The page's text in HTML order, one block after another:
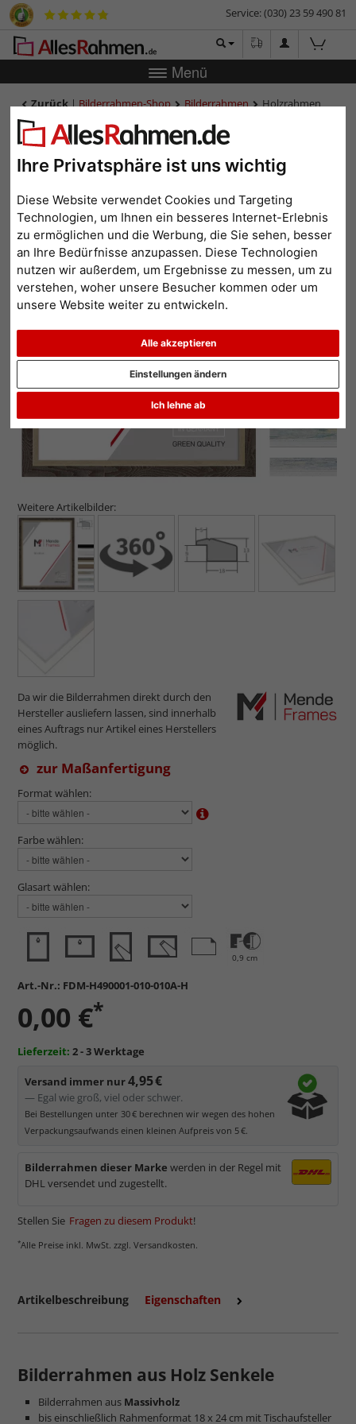
Ihre Privatsphäre ist uns wichtig
Diese Website verwendet Cookies und Targeting
Technologien, um Ihnen ein besseres Internet-Erlebnis
zu ermöglichen und die Werbung, die Sie sehen, besser
an Ihre Bedürfnisse anzupassen. Diese Technologien
nutzen wir außerdem, um Ergebnisse zu messen, um zu
verstehen, woher unsere Besucher kommen oder um
unsere Website weiter zu entwickeln.
Alle akzeptieren
Ich lehne ab
Einstellungen ändern
Service: (030) 23 59 490 81
Menü
Zurück|Bilderrahmen-Shop Bilderrahmen
Holzrahmen
Senkele
Holzrahmen Senkele
Zurück
Weitere Artikelbilder:
Da wir die Bilderrahmen direkt durch den
Hersteller ausliefern lassen, sind innerhalb
eines Auftrags nur Artikel eines Herstellers
möglich.
zur Maßanfertigung
Format wählen:
Farbe wählen:
Glasart wählen:
0,9 cm
Art.-Nr.: FDM-H490001-010-010A-H
0,00 €*
Lieferzeit: 2 - 3 Werktage
Versand immer nur4,95 €
— Egal wie groß, viel oder schwer.
Bei Bestellungen unter 30 € berechnen wir wegen des hohen
Verpackungsaufwands einen kleinen Aufpreis von 5 €.
Bilderrahmen dieser Marke werden in der Regel mit
DHL versendet und zugestellt.
Stellen Sie Fragen zu diesem Produkt!
*Alle Preise inkl. MwSt. zzgl. Versandkosten.
Artikelbeschreibung Eigenschaften
Bilderrahmen aus Holz Senkele
Bilderrahmen aus Massivholz
bis einschließlich Rahmenformat 18 x 24 cm mit Tischaufsteller